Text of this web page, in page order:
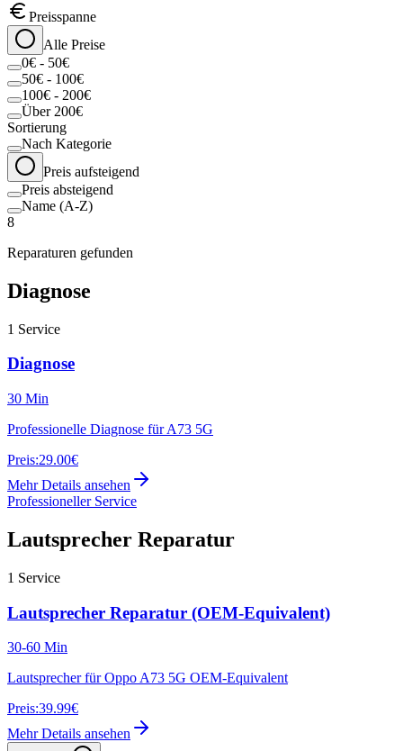
Preisspanne
Alle Preise
0€ - 50€
50€ - 100€
100€ - 200€
Über 200€
Sortierung
Nach Kategorie
Preis aufsteigend
Preis absteigend
Name (A-Z)
8
Reparaturen gefunden
Diagnose
1 Service
Diagnose
30 Min
Professionelle Diagnose für A73 5G
Preis:29.00€
Mehr Details ansehen
Professioneller Service
Lautsprecher Reparatur
1 Service
Lautsprecher Reparatur (OEM-Equivalent)
30-60 Min
Lautsprecher für Oppo A73 5G OEM-Equivalent
Preis:39.99€
Mehr Details ansehen